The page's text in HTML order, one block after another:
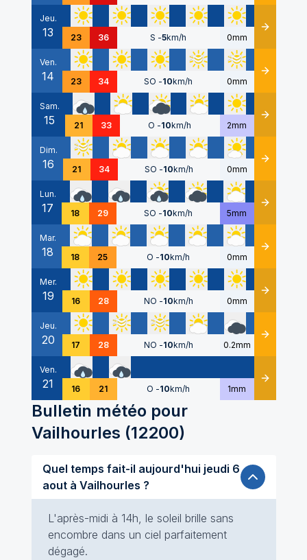
Jeu.
13 23 36 S -5km/h 0mm Détails
Ven.
14 23 34 SO -10km/h 0mm Détails
Sam.
15 21 33 O -10km/h 2mm Détails
Dim.
16 21 34 SO -10km/h 0mm Détails
Lun.
17 18 29 SO -10km/h 5mm Détails
Mar.
18 18 25 O -10km/h 0mm Détails
Mer.
19 16 28 NO -10km/h 0mm Détails
Jeu.
20 17 28 NO -10km/h 0.2mm Détails
Ven.
21 16 21 O -10km/h 1mm Détails
Bulletin météo pour
Vailhourles (12200)
Quel temps fait-il aujourd'hui jeudi 6
aout à Vailhourles ?
L'après-midi à 14h, le soleil brille sans
encombre dans un ciel parfaitement
dégagé.